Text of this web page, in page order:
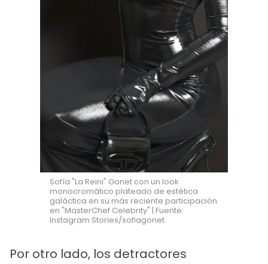
Sofía "La Reini" Gonet con un look
monocromático plateado de estética
galáctica en su más reciente participación
en "MasterChef Celebrity" | Fuente:
Instagram Stories/sofiagonet
Por otro lado, los detractores